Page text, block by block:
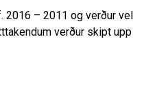
2016 – 2011 og verður vel
verður skipt upp